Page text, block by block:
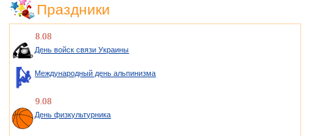
Праздники
8.08
День войск связи Украины
Международный день альпинизма
9.08
День физкультурника